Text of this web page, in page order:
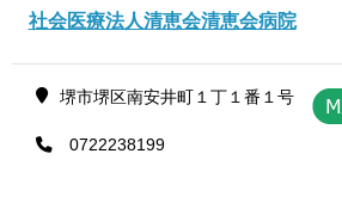
社会医療法人清恵会清恵会病院
堺市堺区南安井町１丁１番１号
0722238199